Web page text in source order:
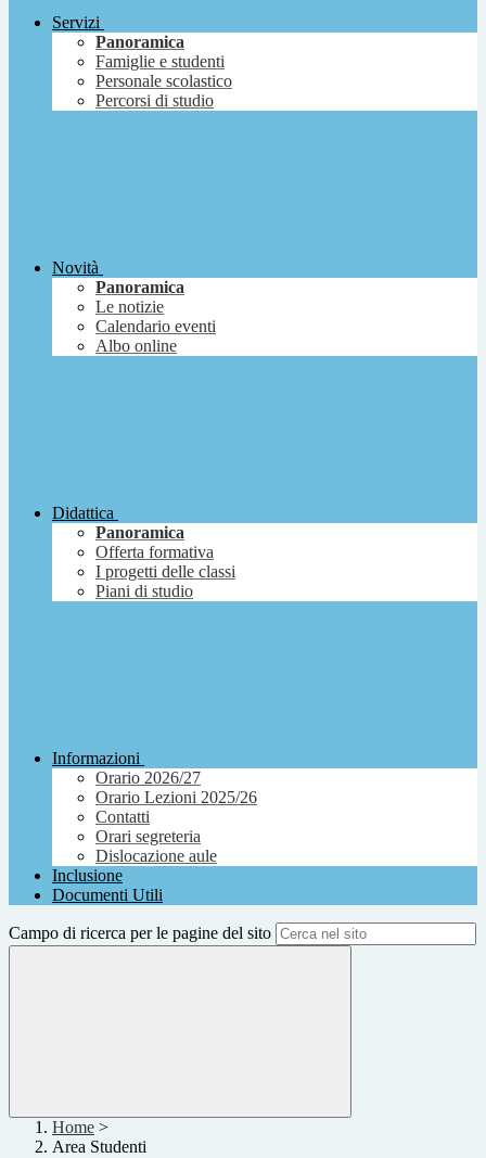
Servizi
Panoramica
Famiglie e studenti
Personale scolastico
Percorsi di studio
Novità
Panoramica
Le notizie
Calendario eventi
Albo online
Didattica
Panoramica
Offerta formativa
I progetti delle classi
Piani di studio
Informazioni
Orario 2026/27
Orario Lezioni 2025/26
Contatti
Orari segreteria
Dislocazione aule
Inclusione
Documenti Utili
Campo di ricerca per le pagine del sito
Home >
Area Studenti